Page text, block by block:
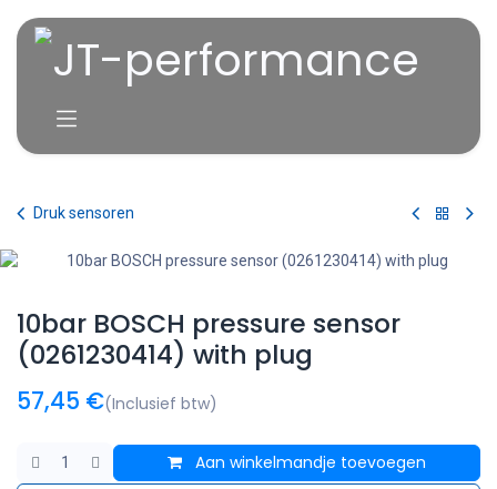
Druk sensoren
10bar BOSCH pressure sensor
(0261230414) with plug
57,45 €(Inclusief btw)
Aan winkelmandje toevoegen